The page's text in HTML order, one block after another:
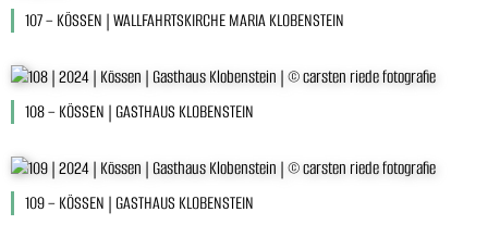
107 – KÖSSEN | WALLFAHRTSKIRCHE MARIA KLOBENSTEIN
108 – KÖSSEN | GASTHAUS KLOBENSTEIN
109 – KÖSSEN | GASTHAUS KLOBENSTEIN